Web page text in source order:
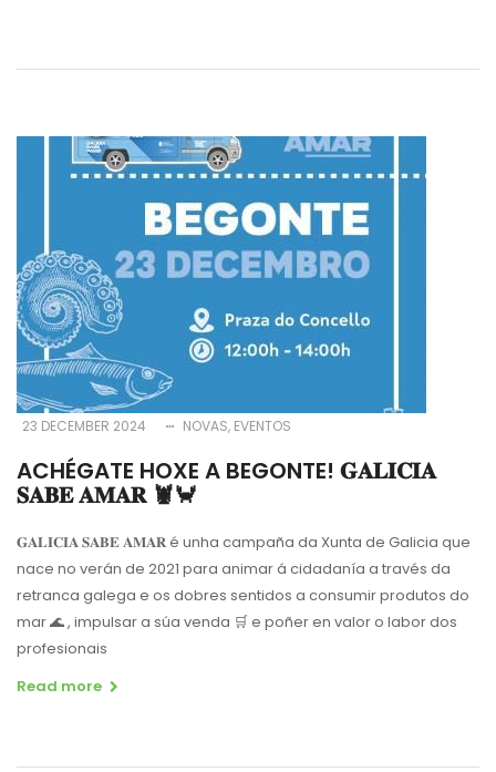
23 DECEMBER 2024 NOVAS EVENTOS
ACHÉGATE HOXE A BEGONTE! 𝐆𝐀𝐋𝐈𝐂𝐈𝐀
𝐒𝐀𝐁𝐄 𝐀𝐌𝐀𝐑 🦞🦀
𝐆𝐀𝐋𝐈𝐂𝐈𝐀 𝐒𝐀𝐁𝐄 𝐀𝐌𝐀𝐑 é unha campaña da Xunta de Galicia que
nace no verán de 2021 para animar á cidadanía a través da
retranca galega e os dobres sentidos a consumir produtos do
mar 🌊 , impulsar a súa venda 🛒 e poñer en valor o labor dos
profesionais
Read more